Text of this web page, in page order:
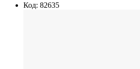
Код: 82635